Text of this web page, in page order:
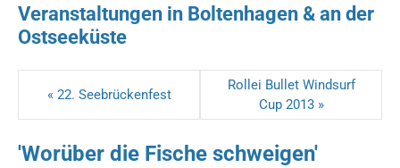
Veranstaltungen in Boltenhagen & an der
Ostseeküste
« 22. Seebrückenfest
Rollei Bullet Windsurf
Cup 2013 »
'Worüber die Fische schweigen'